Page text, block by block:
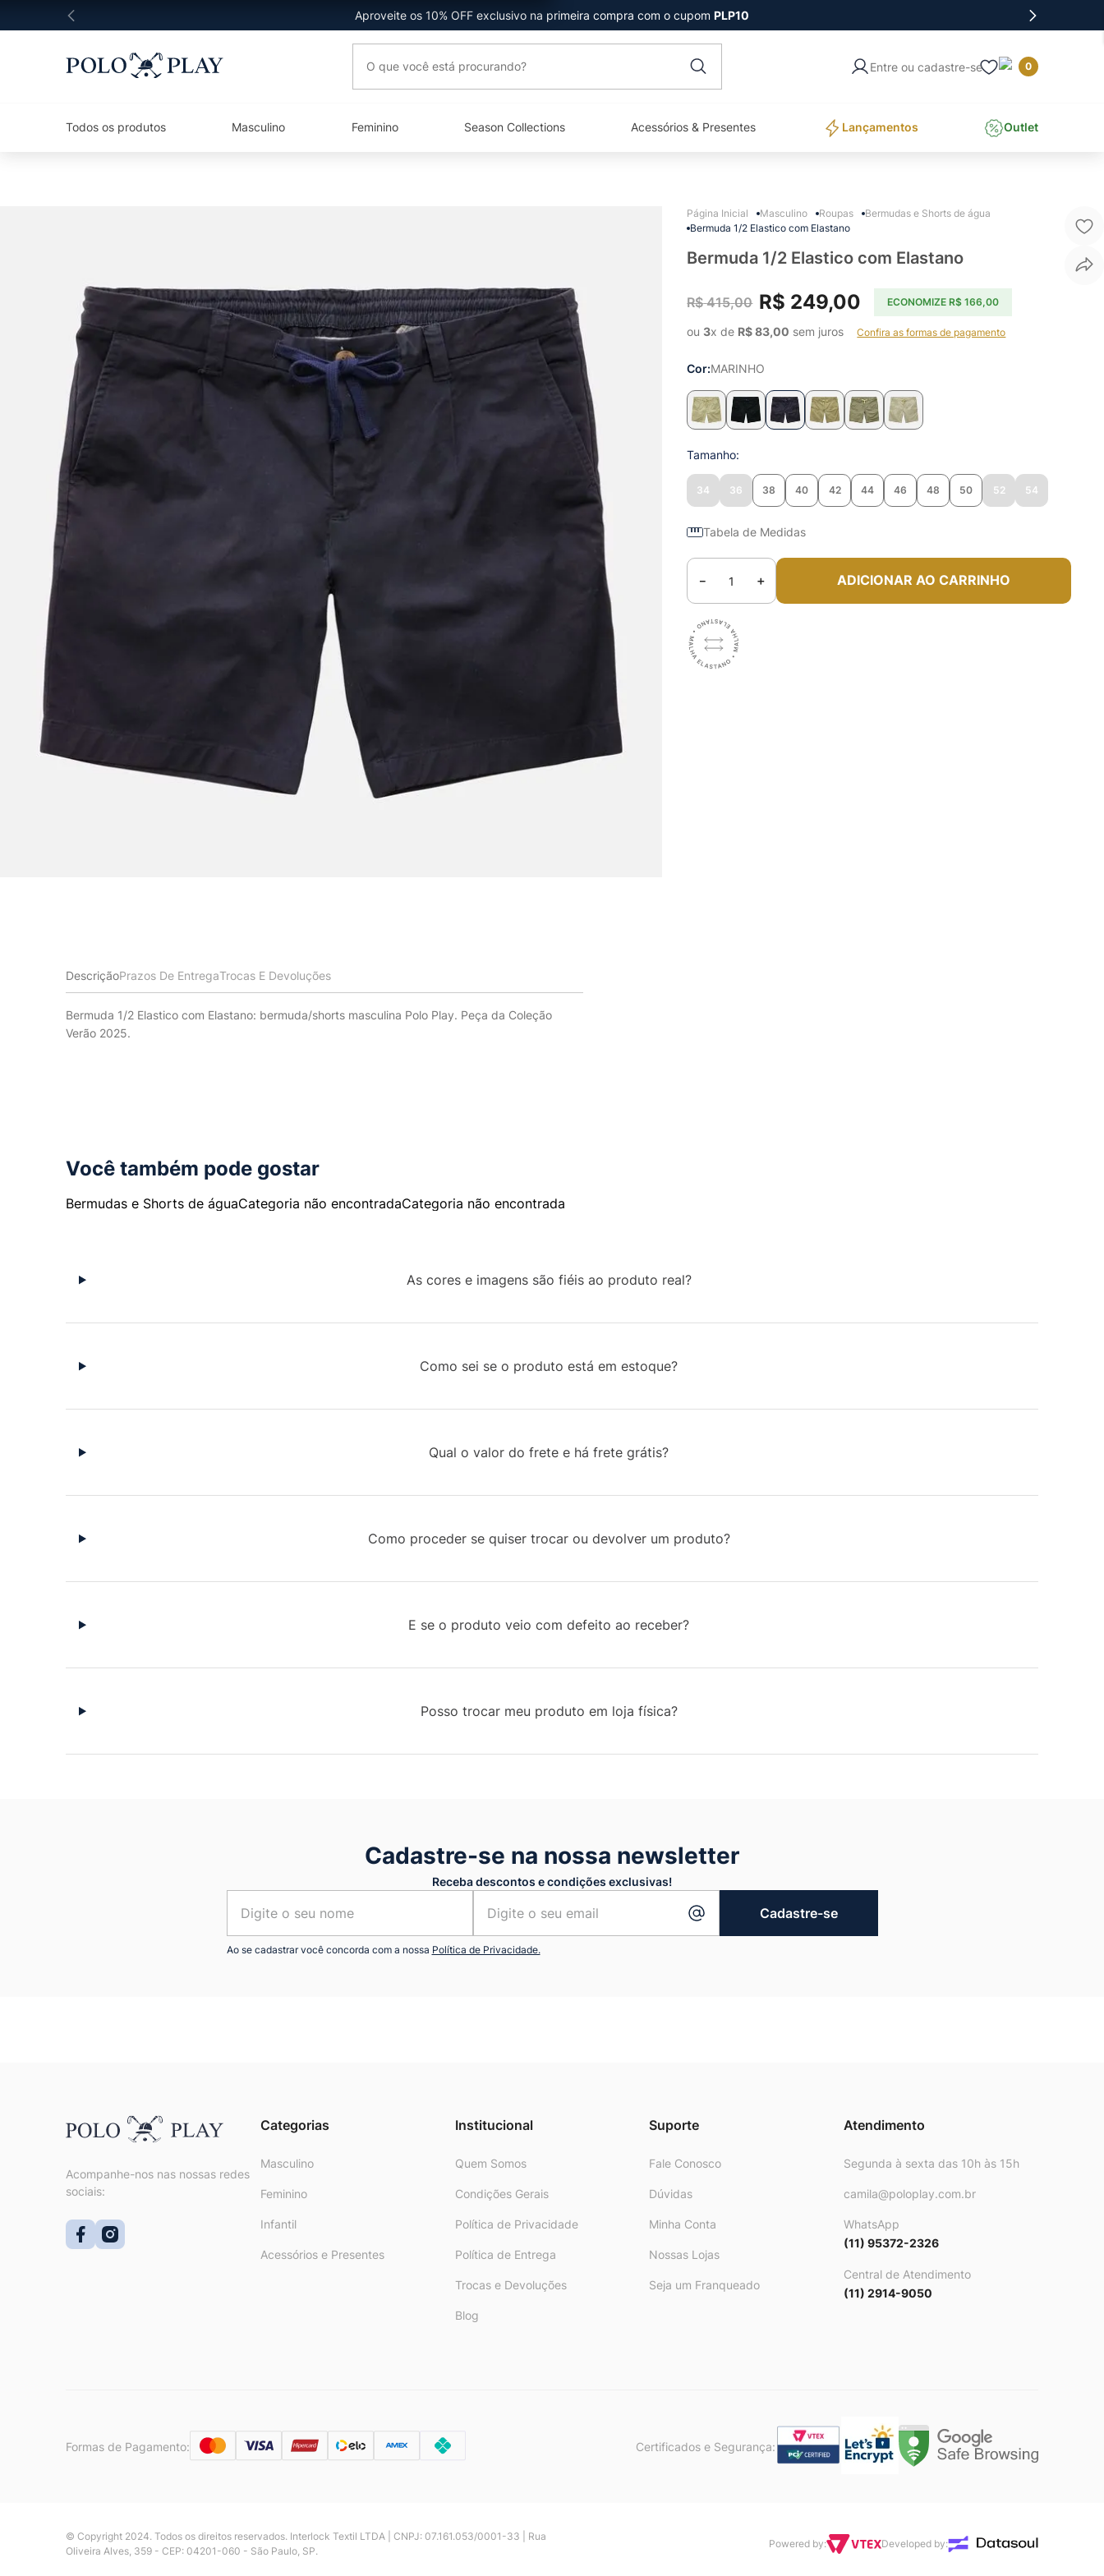
Aproveite os 10% OFF exclusivo na primeira compra com o cupom PLP10
Entre ou cadastre-se 0
Todos os produtos Masculino Feminino Season Collections Acessórios & Presentes Lançamentos Outlet
DescriçãoPrazos De EntregaTrocas E Devoluções
Bermuda 1/2 Elastico com Elastano: bermuda/shorts masculina Polo Play. Peça da Coleção
Verão 2025.
Masculino Roupas
Bermudas e Shorts de água
Bermuda 1/2 Elastico com Elastano
Bermuda 1/2 Elastico com Elastano
R$ 415,00 R$ 249,00 ECONOMIZER$ 166,00
ou 3x de R$ 83,00 sem juros Confira as formas de pagamento
Tamanho
34 36 38 40 42 44 46 48 50 52 54
Cor MARINHO
Tabela de Medidas
＋
－
Você também pode gostar
Bermudas e Shorts de águaCategoria não encontradaCategoria não encontrada
As cores e imagens são fiéis ao produto real?
Como sei se o produto está em estoque?
Qual o valor do frete e há frete grátis?
Como proceder se quiser trocar ou devolver um produto?
E se o produto veio com defeito ao receber?
Posso trocar meu produto em loja física?
Cadastre-se na nossa newsletter
Receba descontos e condições exclusivas!
Cadastre-se
Ao se cadastrar você concorda com a nossa Política de Privacidade.
Acompanhe-nos nas nossas redes
sociais:
Categorias
Masculino
Feminino
Infantil
Acessórios e Presentes
Institucional
Quem Somos
Condições Gerais
Política de Privacidade
Política de Entrega
Trocas e Devoluções
Blog
Suporte
Fale Conosco
Dúvidas
Minha Conta
Nossas Lojas
Seja um Franqueado
Atendimento
Segunda à sexta das 10h às 15h
camila@poloplay.com.br
WhatsApp
(11) 95372-2326
Central de Atendimento
(11) 2914-9050
Formas de Pagamento: Certificados e Segurança:
© Copyright 2024. Todos os direitos reservados. Interlock Textil LTDA | CNPJ: 07.161.053/0001-33 | Rua
Oliveira Alves, 359 - CEP: 04201-060 - São Paulo, SP.
Powered by: Developed by: